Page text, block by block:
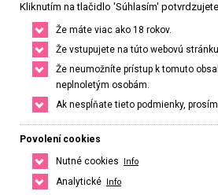
Lu Lu
Právě otevřeno·
73 573 zhlédnutí Ověřený inzerát
Bratislava, Bratislavský kraj, Slovenská
+421 952286580
Kliknutím na tlačidlo 'Súhlasím'
Že máte viac ako 18 rokov.
Že vstupujete na túto webovú
Že neumožníte prístup k tomuto
neplnoletým osobám.
Ak nespĺňate tieto podmienky,
Povolení cookies
Nutné cookies
Info
Analytické Info